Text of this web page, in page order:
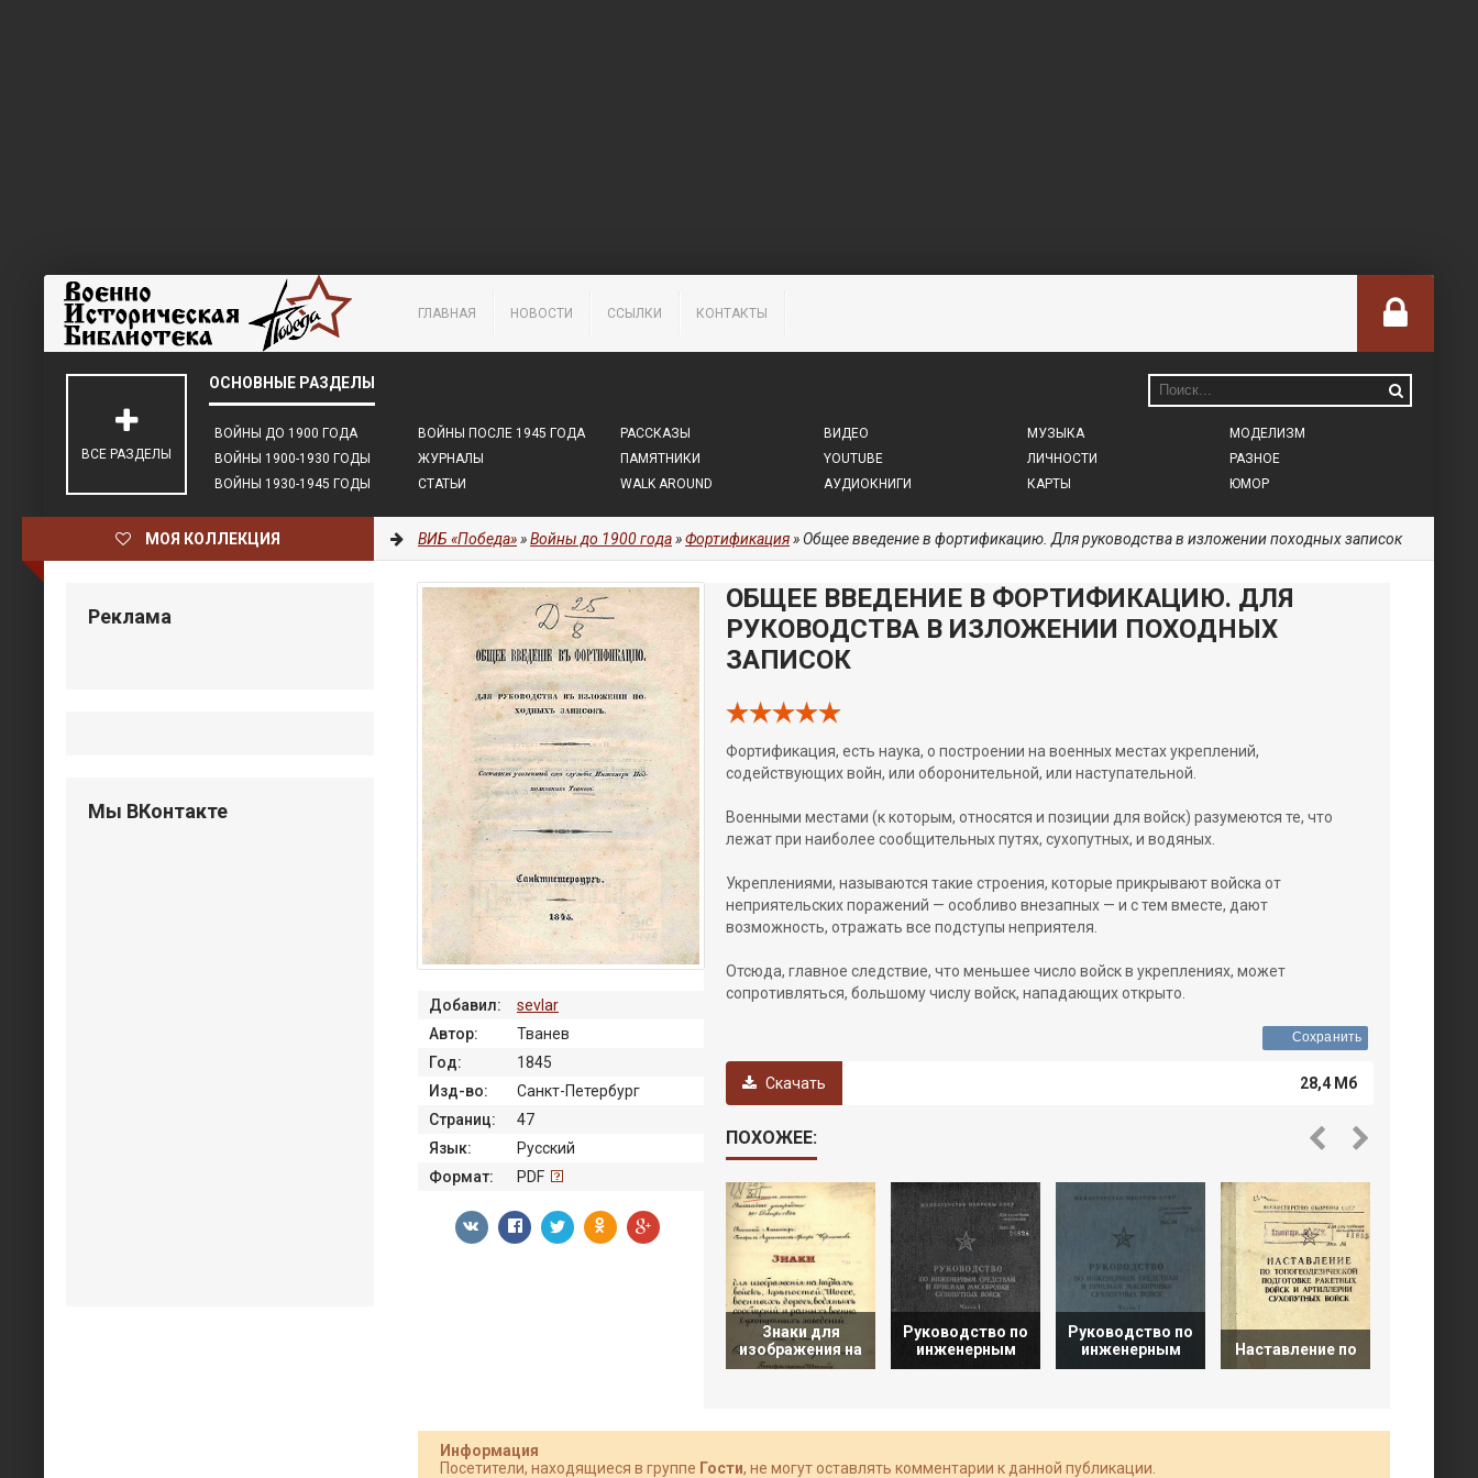
ГЛАВНАЯ НОВОСТИ ССЫЛКИ КОНТАКТЫ
ВОЙНЫ ДО 1900 ГОДА
ВОЙНЫ 1900-1930 ГОДЫ
ВОЙНЫ 1930-1945 ГОДЫ
ВОЙНЫ ПОСЛЕ 1945 ГОДА
ЖУРНАЛЫ
СТАТЬИ
РАССКАЗЫ
ПАМЯТНИКИ
WALK AROUND
ВИДЕО
YOUTUBE
АУДИОКНИГИ
МУЗЫКА
ЛИЧНОСТИ
КАРТЫ
МОДЕЛИЗМ
РАЗНОЕ
ЮМОР
ВСЕ РАЗДЕЛЫ
МОЯ КОЛЛЕКЦИЯ ВИБ «Победа»»Войны до 1900 года»Фортификация» Общее введение в фортификацию. Для руководства в изложении походных записок
ОБЩЕЕ ВВЕДЕНИЕ В ФОРТИФИКАЦИЮ. ДЛЯ
РУКОВОДСТВА В ИЗЛОЖЕНИИ ПОХОДНЫХ
ЗАПИСОК
Фортификация, есть наука, о построении на военных местах укреплений,
содействующих войн, или оборонительной, или наступательной.
Военными местами (к которым, относятся и позиции для войск) разумеются те, что
лежат при наиболее сообщительных путях, сухопутных, и водяных.
Укреплениями, называются такие строения, которые прикрывают войска от
неприятельских поражений — особливо внезапных — и с тем вместе, дают
возможность, отражать все подступы неприятеля.
Отсюда, главное следствие, что меньшее число войск в укреплениях, может
сопротивляться, большому числу войск, нападающих открыто.
Сохранить
Скачать 28,4 Мб
Добавил:
sevlar
Автор:
Тванев
Год:
1845
Изд-во:
Санкт-Петербург
Страниц:
47
Язык:
Русский
Формат:
PDF
ПОХОЖЕЕ:
Знаки для
изображения на
Руководство по
инженерным
Руководство по
инженерным
Наставление по
Информация
Посетители, находящиеся в группе Гости, не могут оставлять комментарии к данной публикации.
Реклама
Мы ВКонтакте